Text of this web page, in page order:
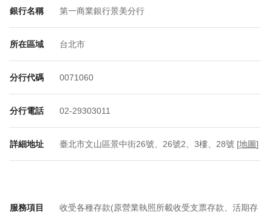
銀行名稱 第一商業銀行景美分行
所在區域 台北市
分行代碼 0071060
分行電話 02-29303011
詳細地址 臺北市文山區景中街26號、26號2、3樓、28號 [地圖]
服務項目
收受各種存款(原營業執照所載收受支票存款、活期存